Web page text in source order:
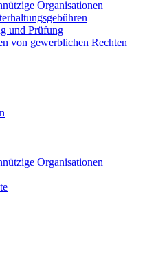
Organisationen
und Prüfung
von gewerblichen Rechten
Organisationen